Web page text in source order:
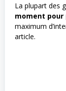
La plupart des
moment pour
maximum
article.